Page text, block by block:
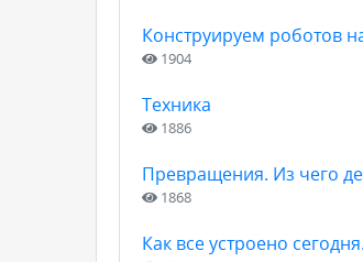
Конструируем роботов
1904
Техника
1886
Превращения. Из чего
1868
Как все устроено